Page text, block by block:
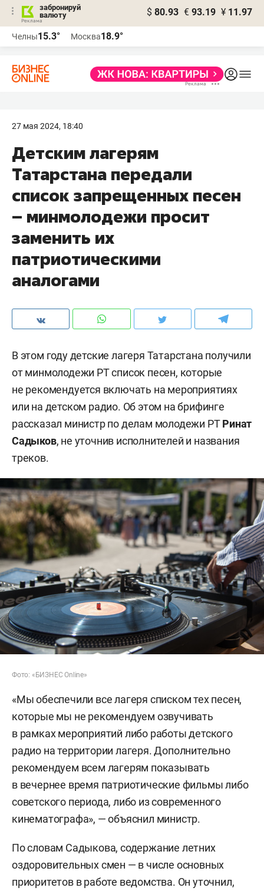
забронируй
валюту
$ 80.93 € 93.19 ¥ 11.97
Челны15.3° Москва18.9°
27 мая 2024, 18:40
Детским лагерям
Татарстана передали
список запрещенных песен
– минмолодежи просит
заменить их
патриотическими
аналогами
В этом году детские лагеря Татарстана получили
от минмолодежи РТ список песен, которые
не рекомендуется включать на мероприятиях
или на детском радио. Об этом на брифинге
рассказал министр по делам молодежи РТРинат
Садыков, не уточнив исполнителей и названия
треков.
Фото: «БИЗНЕС Online»
«Мы обеспечили все лагеря списком тех песен,
которые мы не рекомендуем озвучивать
в рамках мероприятий либо работы детского
радио на территории лагеря. Дополнительно
рекомендуем всем лагерям показывать
в вечернее время патриотические фильмы либо
советского периода, либо из современного
кинематографа», — объяснил министр.
По словам Садыкова, содержание летних
оздоровительных смен — в числе основных
приоритетов в работе ведомства. Он уточнил,